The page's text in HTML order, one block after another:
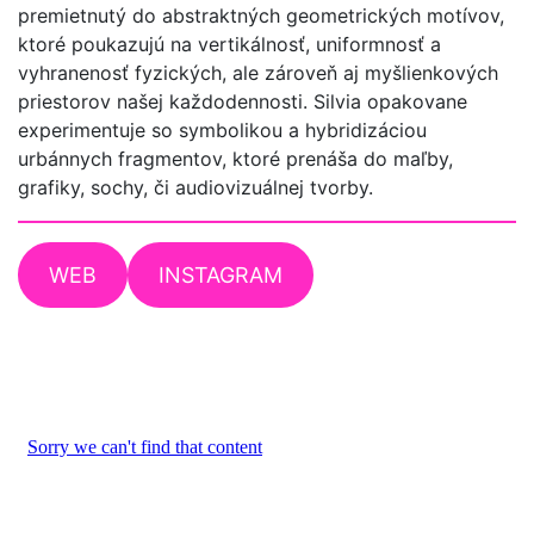
premietnutý do abstraktných geometrických motívov,
ktoré poukazujú na vertikálnosť, uniformnosť a
vyhranenosť fyzických, ale zároveň aj myšlienkových
priestorov našej každodennosti. Silvia opakovane
experimentuje so symbolikou a hybridizáciou
urbánnych fragmentov, ktoré prenáša do maľby,
grafiky, sochy, či audiovizuálnej tvorby.
WEB INSTAGRAM